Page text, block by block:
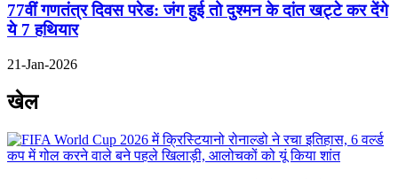
77वीं गणतंत्र दिवस परेड: जंग हुई तो दुश्मन के दांत खट्टे कर देंगे
ये 7 हथियार
21-Jan-2026
खेल